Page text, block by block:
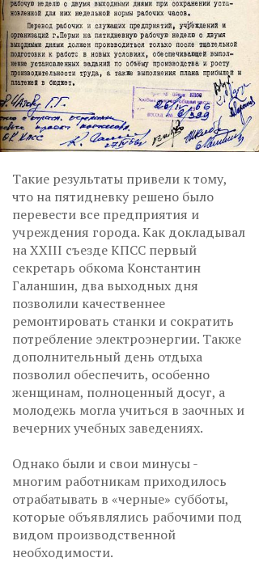
Такие результаты привели к тому,
что на пятидневку решено было
перевести все предприятия и
учреждения города. Как докладывал
на XXIII съезде КПСС первый
секретарь обкома Константин
Галаншин, два выходных дня
позволили качественнее
ремонтировать станки и сократить
потребление электроэнергии. Также
дополнительный день отдыха
позволил обеспечить, особенно
женщинам, полноценный досуг, а
молодежь могла учиться в заочных и
вечерних учебных заведениях.
Однако были и свои минусы -
многим работникам приходилось
отрабатывать в «черные» субботы,
которые объявлялись рабочими под
видом производственной
необходимости.